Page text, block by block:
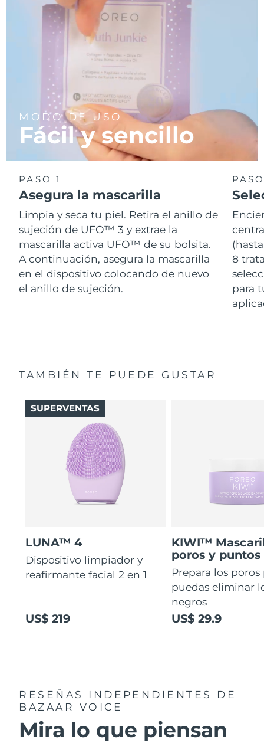
MODO DE USO
Fácil y sencillo
PASO 1
Asegura la mascarilla
Limpia y seca tu piel. Retira el anillo de
sujeción de UFO™ 3 y extrae la
mascarilla activa UFO™ de su bolsita.
A continuación, asegura la mascarilla
en el dispositivo colocando de nuevo
el anillo de sujeción.
8
para
TAMBIÉN TE PUEDE GUSTAR
LUNA™ 4
Dispositivo limpiador y
reafirmante facial 2 en 1
US$ 219
SUPERVENTAS
KIWI™
poros y puntos
Prepara los
puedas eliminar
negros
US$ 29.9
RESEÑAS INDEPENDIENTES
DE
BAZAAR VOICE
Mira lo que piensan